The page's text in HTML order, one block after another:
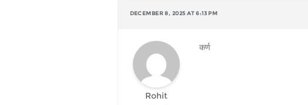
DECEMBER 8, 2025 AT 6:13 PM
Rohit
कर्ण